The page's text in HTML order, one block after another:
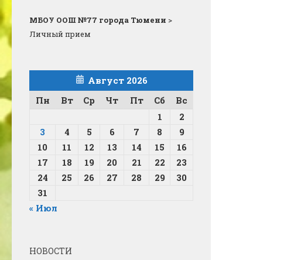
МБОУ ООШ №77 города Тюмени >
Личный прием
Август 2026
Пн
Вт Ср Чт Пт Сб
Вс
1
2
3
4 5 6 7 8
9
10
11 12 13 14 15
16
17
18 19 20 21 22
23
24
25 26 27 28 29
30
31
« Июл
НОВОСТИ